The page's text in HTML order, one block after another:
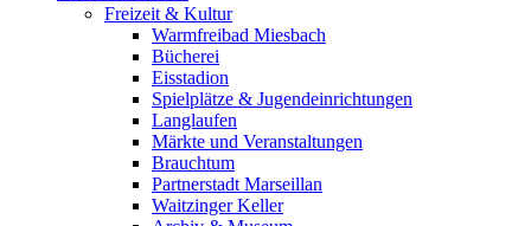
Freizeit & Kultur
Warmfreibad Miesbach
Bücherei
Eisstadion
Spielplätze & Jugendeinrichtungen
Langlaufen
Märkte und Veranstaltungen
Brauchtum
Partnerstadt Marseillan
Waitzinger Keller